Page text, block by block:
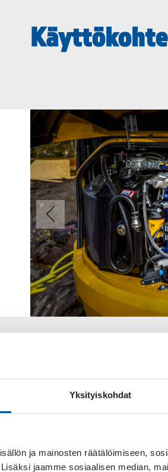
Yksityiskohdat
ja mainosten räätälöimiseen,
jaamme sosiaalisen median,